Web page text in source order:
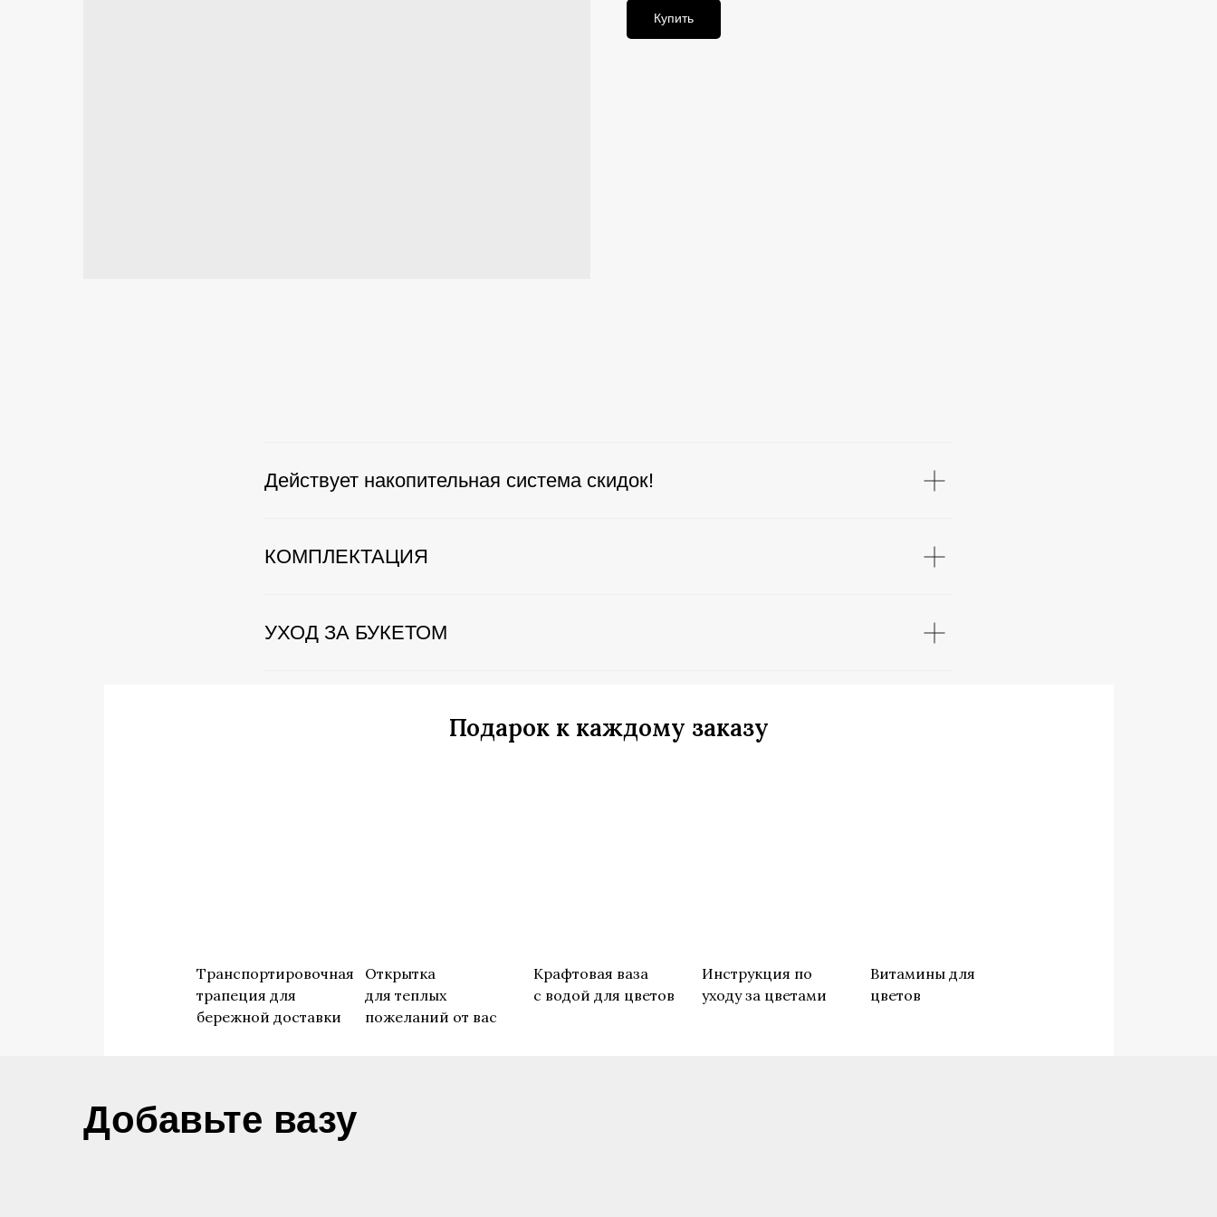
Купить
Действует накопительная система скидок!
КОМПЛЕКТАЦИЯ
УХОД ЗА БУКЕТОМ
Транспортировочная
трапеция для
бережной доставки
Открытка
для теплых
пожеланий от вас
Крафтовая ваза
с водой для цветов
Инструкция по
уходу за цветами
Витамины для
цветов
Подарок к каждому заказу
​Добавьте вазу